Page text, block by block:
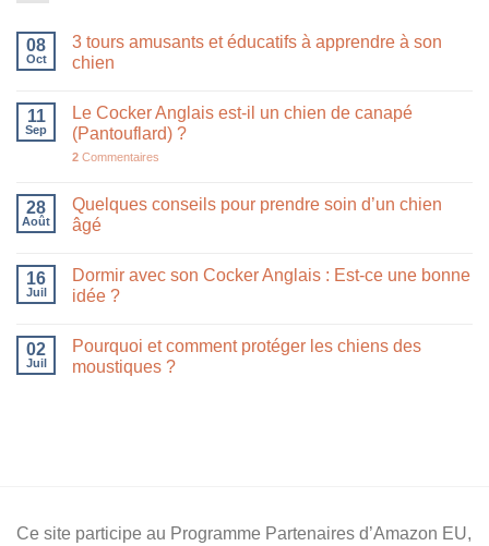
08
Oct
3 tours amusants et éducatifs à apprendre à son
chien
11
Sep
Le Cocker Anglais est-il un chien de canapé
(Pantouflard) ?
2 Commentaires
28
Août
Quelques conseils pour prendre soin d’un chien
âgé
16
Juil
Dormir avec son Cocker Anglais : Est-ce une bonne
idée ?
02
Juil
Pourquoi et comment protéger les chiens des
moustiques ?
Ce site participe au Programme Partenaires d’Amazon EU,